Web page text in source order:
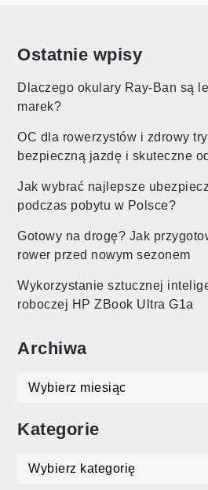
Ostatnie wpisy
Dlaczego okulary Ray-Ban są
marek?
OC dla rowerzystów i zdrowy
bezpieczną jazdę i skuteczne
Jak wybrać najlepsze
podczas pobytu w Polsce?
Gotowy na drogę? Jak
rower przed nowym sezonem
Wykorzystanie sztucznej
roboczej HP ZBook Ultra G1a
Archiwa
Archiwa
Kategorie
Kategorie